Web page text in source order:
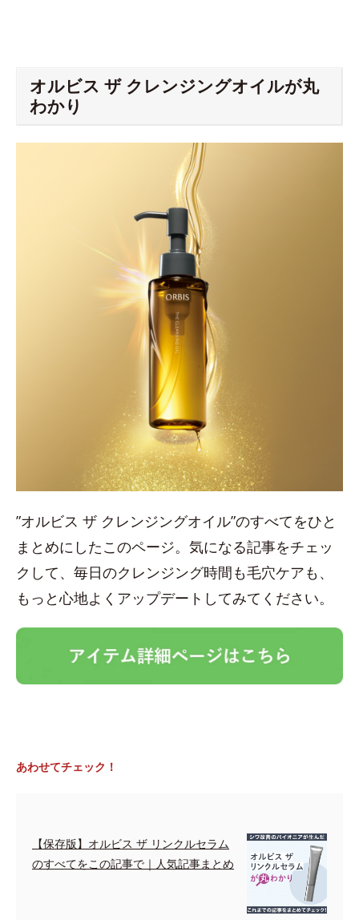
オルビス ザ クレンジングオイルが丸
わかり
”オルビス ザ クレンジングオイル”のすべてをひと
まとめにしたこのページ。気になる記事をチェッ
クして、毎日のクレンジング時間も毛穴ケアも、
もっと心地よくアップデートしてみてください。
あわせてチェック！
【保存版】オルビス ザ リンクルセラム
のすべてをこの記事で｜人気記事まとめ